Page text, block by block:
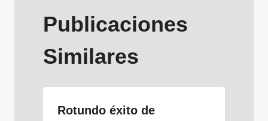
Publicaciones
Similares
Rotundo éxito de